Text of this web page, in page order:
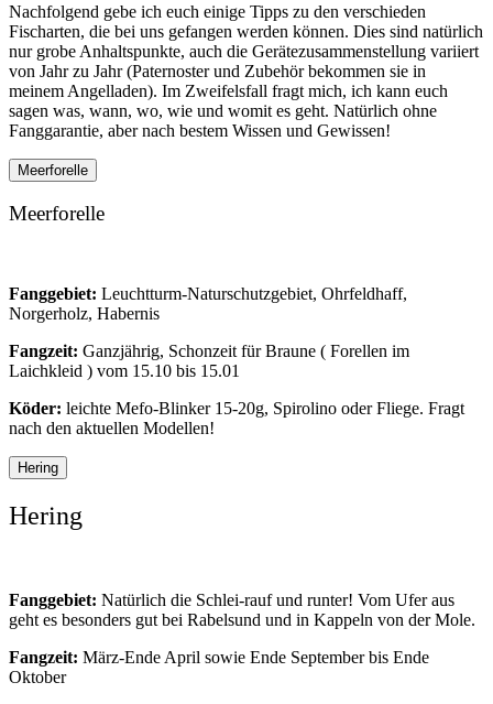
Nachfolgend gebe ich euch einige Tipps zu den verschieden
Fischarten, die bei uns gefangen werden können. Dies sind natürlich
nur grobe Anhaltspunkte, auch die Gerätezusammenstellung variiert
von Jahr zu Jahr (Paternoster und Zubehör bekommen sie in
meinem Angelladen). Im Zweifelsfall fragt mich, ich kann euch
sagen was, wann, wo, wie und womit es geht. Natürlich ohne
Fanggarantie, aber nach bestem Wissen und Gewissen!
Meerforelle
Meerforelle
Fanggebiet: Leuchtturm-Naturschutzgebiet, Ohrfeldhaff,
Norgerholz, Habernis
Fangzeit: Ganzjährig, Schonzeit für Braune ( Forellen im
Laichkleid ) vom 15.10 bis 15.01
Köder: leichte Mefo-Blinker 15-20g, Spirolino oder Fliege. Fragt
nach den aktuellen Modellen!
Hering
Hering
Fanggebiet: Natürlich die Schlei-rauf und runter! Vom Ufer aus
geht es besonders gut bei Rabelsund und in Kappeln von der Mole.
Fangzeit: März-Ende April sowie Ende September bis Ende
Oktober